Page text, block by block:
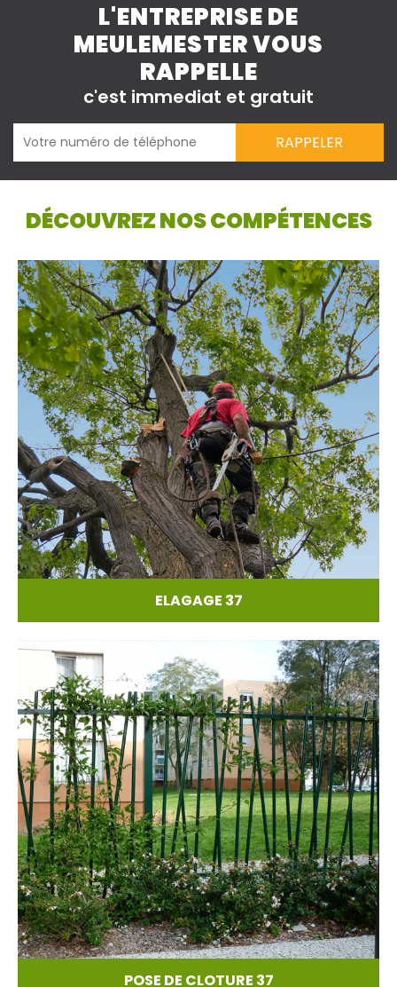
L'ENTREPRISE DE
MEULEMESTER VOUS
RAPPELLE
c'est immediat et gratuit
DÉCOUVREZ NOS COMPÉTENCES
ELAGAGE 37
POSE DE CLOTURE 37